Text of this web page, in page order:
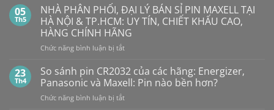
con
thỏ
giá
rẻ
ở
đâu
NGỜ?
PIN
MAXELL
CR2032S Cao
cấp
GP
LR44
Alkaline
GPA76F-
2C10
Vỉ
10
Viên
05
Th5
NHÀ PHÂN PHỐI, ĐẠI LÝ BÁN SỈ PIN MAXELL TẠI
HÀ NỘI & TP.HCM: UY TÍN, CHIẾT KHẤU CAO,
HÀNG CHÍNH HÃNG
Chức năng bình luận bị tắtở
PHÂN
PHỐI,
ĐẠI
LÝ
23
Th4
So sánh pin CR2032 của các hãng: Energizer,
Panasonic và Maxell: Pin nào bền hơn?
Chức năng bình luận bị tắtở